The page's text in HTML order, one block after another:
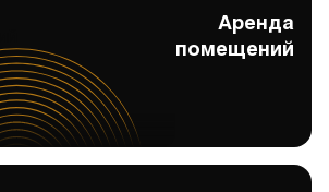
Аренда
помещений